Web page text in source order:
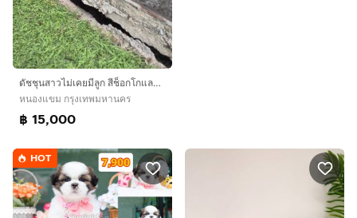
ดัชชุนสาวไม่เคยมีลูก สีช็อกโกแลตแทน ฮีทสามกําลังจะมา ราคา15,000
หนองแขม กรุงเทพมหานคร
฿ 15,000
HOT